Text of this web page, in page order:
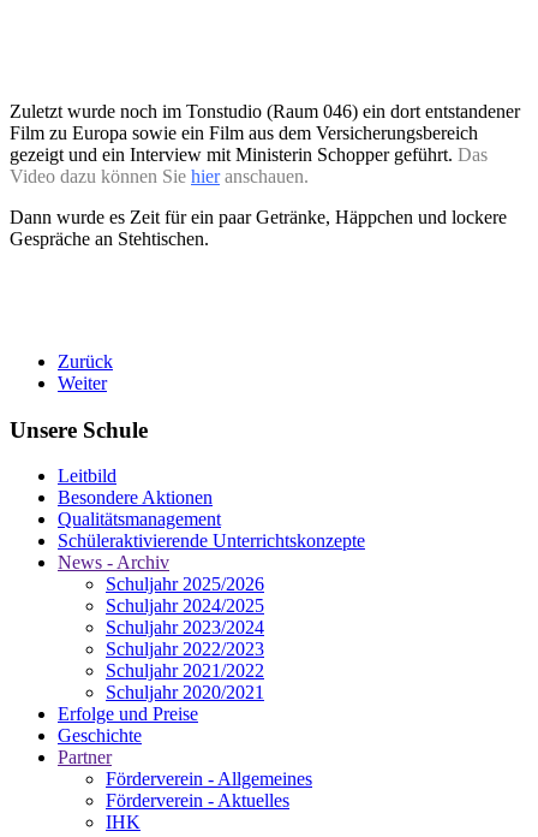
Zuletzt wurde noch im Tonstudio (Raum 046) ein dort entstandener
Film zu Europa sowie ein Film aus dem Versicherungsbereich
gezeigt und ein Interview mit Ministerin Schopper geführt. Das
Video dazu können Sie hier anschauen.
Dann wurde es Zeit für ein paar Getränke, Häppchen und lockere
Gespräche an Stehtischen.
Zurück
Weiter
Unsere Schule
Leitbild
Besondere Aktionen
Qualitätsmanagement
Schüleraktivierende Unterrichtskonzepte
News - Archiv
Schuljahr 2025/2026
Schuljahr 2024/2025
Schuljahr 2023/2024
Schuljahr 2022/2023
Schuljahr 2021/2022
Schuljahr 2020/2021
Erfolge und Preise
Geschichte
Partner
Förderverein - Allgemeines
Förderverein - Aktuelles
IHK